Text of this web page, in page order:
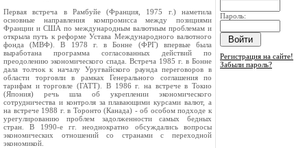
Первая встреча в Рамбуйе (Франция, 1975 г.) наметила
основные направления компромисса между позициями
Франции и США по международным валютным проблемам и
открыла путь к реформе Устава Международного валютного
фонда (МВФ). В 1978 г. в Бонне (ФРГ) впервые была
выработана программа согласованных действий по
преодолению экономического спада. Встреча 1985 г. в Бонне
дала толчок к началу Уругвайского раунда переговоров в
области торговли в рамках Генерального соглашения по
тарифам и торговле (ГАТТ). В 1986 г. на встрече в Токио
(Япония) речь шла об укреплении экономического
сотрудничества и контроля за плавающими курсами валют, а
на встрече 1988 г. в Торонто (Канада) - об особом подходе к
урегулированию проблем задолженности самых бедных
стран. В 1990-е гг. неоднократно обсуждались вопросы
экономических отношений со странами с переходной
экономикой.
Пароль:
Регистрация на сайте!
Забыли пароль?